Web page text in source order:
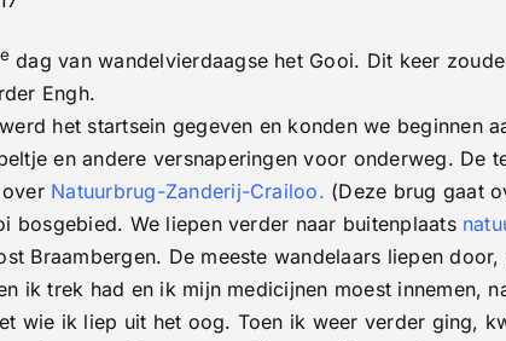
dag
e dag van wandelvierdaagse het Gooi. Dit keer
Engh.
het startsein gegeven en konden we beginnen
en andere versnaperingen voor onderweg. De
Natuurbrug-Zanderij-Crailoo. (Deze brug gaat
bosgebied. We liepen verder naar buitenplaats
Braambergen. De meeste wandelaars liepen
ik trek had en ik mijn medicijnen moest innemen,
wie ik liep uit het oog. Toen ik weer verder ging,